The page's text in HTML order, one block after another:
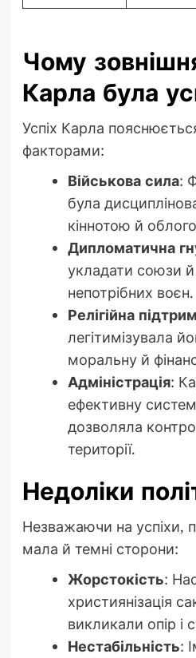
Чому
Карла була
Успіх Карла
факторами:
Військова сила:
була
кіннотою й
Дипломатична
укладати союзи
непотрібних воєн.
Релігійна
легітимізувала
моральну й
Адміністрація:
ефективну
дозволяла
території.
Недоліки
Незважаючи на успіхи,
мала й темні сторони:
Жорстокість:
християнізація
викликали опір і
Нестабільність: